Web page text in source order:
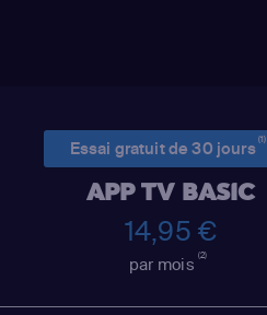
Essai gratuit de 30 jours(1)
APP TV BASIC
14,95 €
par mois(2)